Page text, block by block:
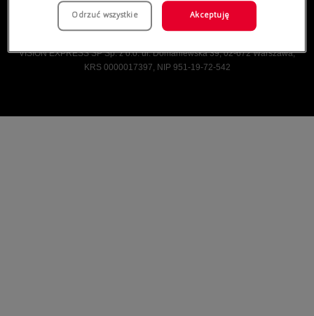
VISION EXPRESS SP Sp. z o.o. ul. Domaniewska 39, 02-672 Warszawa,
KRS 0000017397, NIP 951-19-72-542
Odrzuć wszystkie Akceptuję